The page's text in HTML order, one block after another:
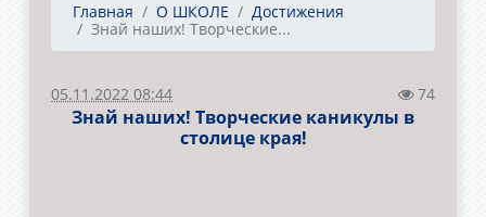
Главная О ШКОЛЕ
Достижения
Знай наших! Творческие...
05.11.2022 08:44 74
Знай наших! Творческие каникулы в
столице края!